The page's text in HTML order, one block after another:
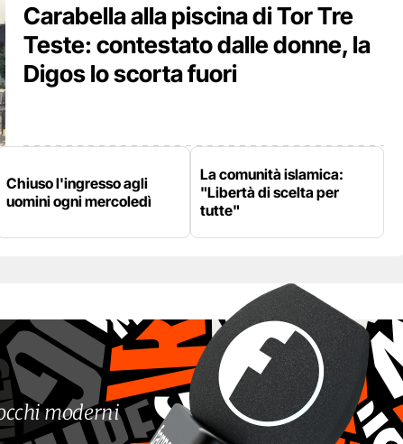
Carabella alla piscina di Tor Tre
Teste: contestato dalle donne, la
Digos lo scorta fuori
Chiuso l'ingresso agli
uomini ogni mercoledì
La comunità islamica:
"Libertà di scelta per
tutte"
moderni